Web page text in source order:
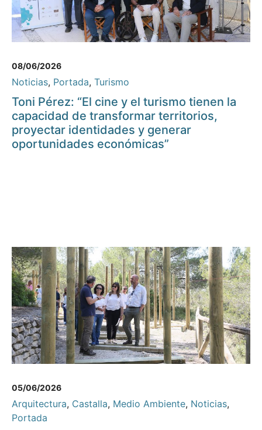
08/06/2026
Noticias, Portada, Turismo
Toni Pérez: “El cine y el turismo tienen la
capacidad de transformar territorios,
proyectar identidades y generar
oportunidades económicas”
05/06/2026
Arquitectura, Castalla, Medio Ambiente, Noticias,
Portada